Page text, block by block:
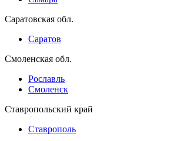
Саратовская обл.
Саратов
Смоленская обл.
Рославль
Смоленск
Ставропольский край
Ставрополь